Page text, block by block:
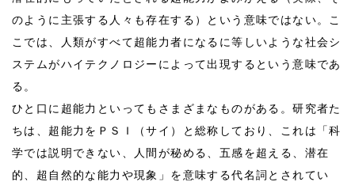
のように主張する人々も存在する）という意味ではない。こ
こでは、人類がすべて超能力者になるに等しいような社会シ
ステムがハイテクノロジーによって出現するという意味であ
る。
ひと口に超能力といってもさまざまなものがある。研究者た
ちは、超能力をＰＳＩ（サイ）と総称しており、これは「科
学では説明できない、人間が秘める、五感を超える、潜在
的、超自然的な能力や現象」を意味する代名詞とされてい